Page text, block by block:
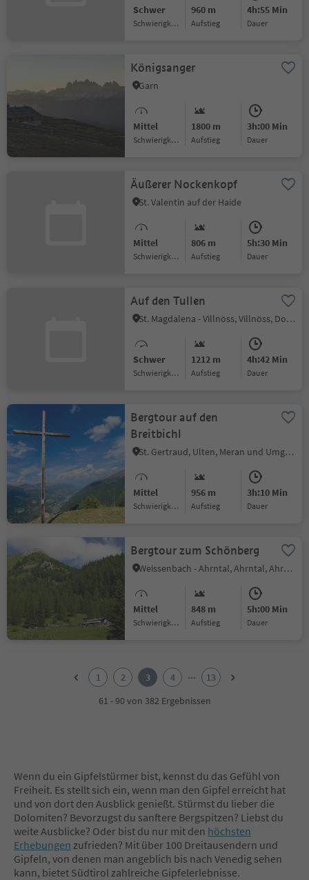
Schwer
Schwierigkeitsgrad
960 m
Aufstieg
4h:55 Min
Dauer
Königsanger
Garn
Mittel
Schwierigkeitsgrad
1800 m
Aufstieg
3h:00 Min
Dauer
Äußerer Nockenkopf
St. Valentin auf der Haide
Mittel
Schwierigkeitsgrad
806 m
Aufstieg
5h:30 Min
Dauer
Auf den Tullen
St. Magdalena - Villnöss, Villnöss, Dolomitenregion Lüsen Villnöss
Schwer
Schwierigkeitsgrad
1212 m
Aufstieg
4h:42 Min
Dauer
Bergtour auf den
Breitbichl
St. Gertraud, Ulten, Meran und Umgebung
Mittel
Schwierigkeitsgrad
956 m
Aufstieg
3h:10 Min
Dauer
Bergtour zum Schönberg
Weissenbach - Ahrntal, Ahrntal, Ahrntal
Mittel
Schwierigkeitsgrad
848 m
Aufstieg
5h:00 Min
Dauer
10
11
12
13
1 2 3 4 ...
13
61 - 90 von 382 Ergebnissen
Wenn du ein Gipfelstürmer bist, kennst du das Gefühl von
Freiheit. Es stellt sich ein, wenn man den Gipfel erreicht hat
und von dort den Ausblick genießt. Stürmst du lieber die
Dolomiten? Bevorzugst du sanftere Bergspitzen? Liebst du
weite Ausblicke? Oder bist du nur mit den höchsten
Erhebungen zufrieden? Mit über 100 Dreitausendern und
Gipfeln, von denen man angeblich bis nach Venedig sehen
kann, bietet Südtirol zahlreiche Gipfelerlebnisse.